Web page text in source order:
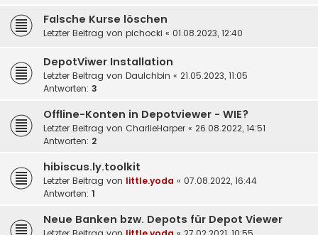
Falsche Kurse löschen
Letzter Beitrag von pichocki « 01.08.2023, 12:40
DepotViwer Installation
Letzter Beitrag von DauIchbin « 21.05.2023, 11:05
Antworten: 3
Offline-Konten in Depotviewer - WIE?
Letzter Beitrag von CharlieHarper « 26.08.2022, 14:51
Antworten: 2
hibiscus.ly.toolkit
Letzter Beitrag von little.yoda « 07.08.2022, 16:44
Antworten: 1
Neue Banken bzw. Depots für Depot Viewer